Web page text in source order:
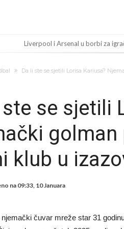
Liverpool i Arsenal u borbi za
Ko je uvjerio Rodrija da izabere
Ulazim na stadion da raznesem
Manchester City pronašao
Samo dva fudbalska velikana
Da li ste se sjetili Lorisa Kariusa?
ste se sjetili
klub u
na 09:33, 10 Januara
čuvar mreže star 31